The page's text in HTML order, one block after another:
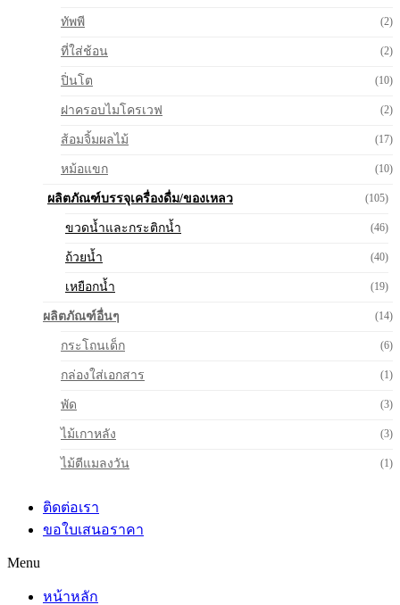
ทัพพี (2)
ที่ใส่ช้อน (2)
ปิ่นโต (10)
ฝาครอบไมโครเวฟ (2)
ส้อมจิ้มผลไม้ (17)
หม้อแขก (10)
ผลิตภัณฑ์บรรจุเครื่องดื่ม/ของเหลว (105)
ขวดน้ำและกระติกน้ำ (46)
ถ้วยน้ำ (40)
เหยือกน้ำ (19)
ผลิตภัณฑ์อื่นๆ (14)
กระโถนเด็ก (6)
กล่องใส่เอกสาร (1)
พัด (3)
ไม้เกาหลัง (3)
ไม้ตีแมลงวัน (1)
ติดต่อเรา
ขอใบเสนอราคา
Menu
หน้าหลัก